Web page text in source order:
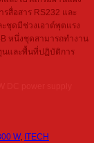
สื่อสาร RS232 และ
ชุดมีช่วงเอาต์พุตแรง
หนึ่งชุดสามารถทำงาน
นและพื้นที่ปฏิบัติการ
W, ITECH